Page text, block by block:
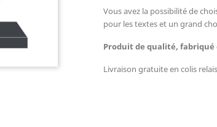
Vous avez la possibilité de
pour les textes et un grand
Produit de qualité, fabriqué
Livraison gratuite en colis